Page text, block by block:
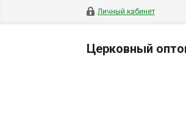
Личный кабинет
Церковный